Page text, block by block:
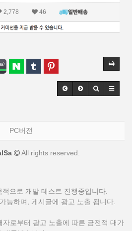
2,778 46
PC버전
All rights reserved.
으로 개발 테스트 진행중입니다.
능하며, 게시글에 광고 노출 됩니다.
로부터 광고 노출에 따른 금전적 대가